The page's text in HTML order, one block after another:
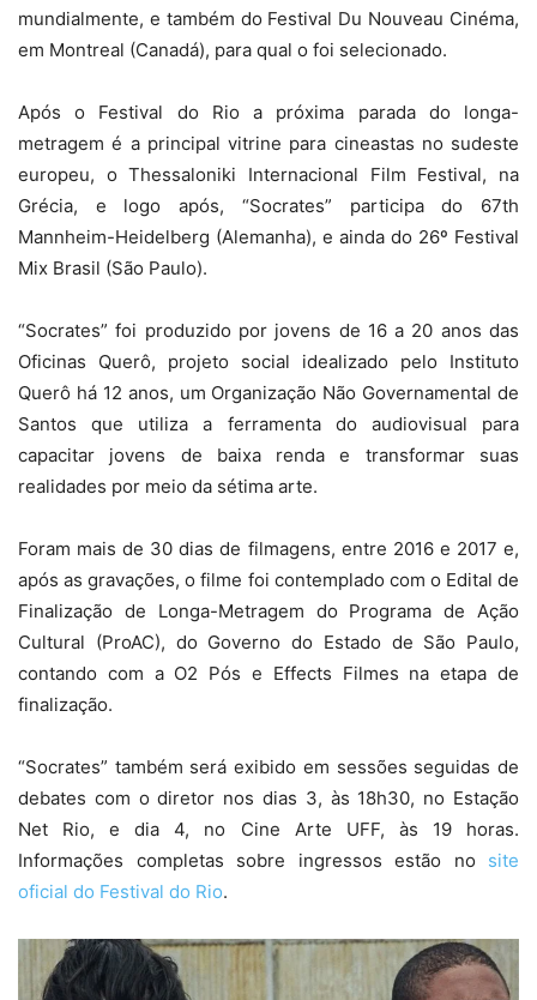
mundialmente, e também do Festival Du Nouveau Cinéma,
em Montreal (Canadá), para qual o foi selecionado.
Após o Festival do Rio a próxima parada do longa-
metragem é a principal vitrine para cineastas no sudeste
europeu, o Thessaloniki Internacional Film Festival, na
Grécia, e logo após, “Socrates” participa do 67th
Mannheim-Heidelberg (Alemanha), e ainda do 26º Festival
Mix Brasil (São Paulo).
“Socrates” foi produzido por jovens de 16 a 20 anos das
Oficinas Querô, projeto social idealizado pelo Instituto
Querô há 12 anos, um Organização Não Governamental de
Santos que utiliza a ferramenta do audiovisual para
capacitar jovens de baixa renda e transformar suas
realidades por meio da sétima arte.
Foram mais de 30 dias de filmagens, entre 2016 e 2017 e,
após as gravações, o filme foi contemplado com o Edital de
Finalização de Longa-Metragem do Programa de Ação
Cultural (ProAC), do Governo do Estado de São Paulo,
contando com a O2 Pós e Effects Filmes na etapa de
finalização.
“Socrates” também será exibido em sessões seguidas de
debates com o diretor nos dias 3, às 18h30, no Estação
Net Rio, e dia 4, no Cine Arte UFF, às 19 horas.
Informações completas sobre ingressos estão no site
oficial do Festival do Rio.